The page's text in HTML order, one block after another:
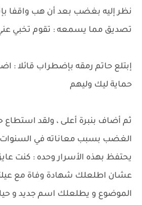
نظر إليه بغضب بعد أن هب واقفا
تصديق مما يسمعه : تقوم تخبي
إبتلع حاتم رمقه بإضطراب قائلا :
حماية ليك وليهم
ثم أضاف بنبرة أعلى ، ولقد استطاع
الغضب بسبب معاناته في السنوات
يحتفظ بهذه الأسرار وحده : كنت
عشان اطلعلك شهادة وفاة مع
الموضوع و يطلعلك اسم جديد و